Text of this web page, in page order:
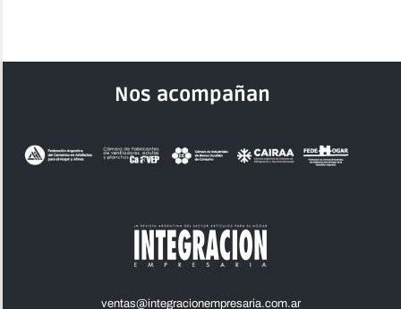
Nos acompañan
ventas@integracionempresaria.com.ar